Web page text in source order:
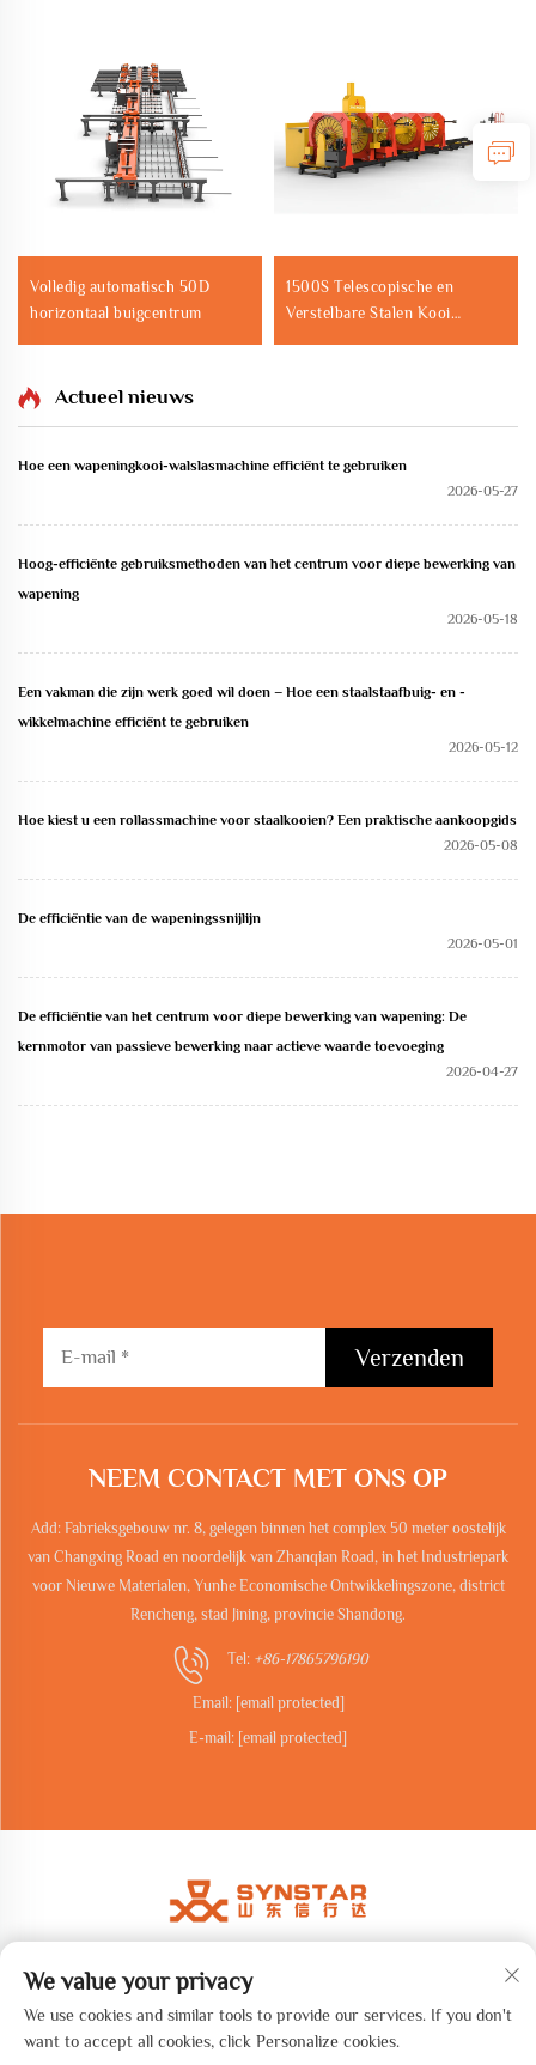
Volledig automatisch 50D
horizontaal buigcentrum
1500S Telescopische en
Verstelbare Stalen Kooi
Actueel nieuws
Hoe een wapeningkooi-walslasmachine efficiënt te gebruiken
2026-05-27
Hoog-efficiënte gebruiksmethoden van het centrum voor diepe bewerking van
wapening
2026-05-18
Een vakman die zijn werk goed wil doen – Hoe een staalstaafbuig- en -
wikkelmachine efficiënt te gebruiken
2026-05-12
Hoe kiest u een rollassmachine voor staalkooien? Een praktische aankoopgids
2026-05-08
De efficiëntie van de wapeningssnijlijn
2026-05-01
De efficiëntie van het centrum voor diepe bewerking van wapening: De
kernmotor van passieve bewerking naar actieve waarde toevoeging
2026-04-27
Verzenden
NEEM CONTACT MET ONS OP
Add: Fabrieksgebouw nr. 8, gelegen binnen het complex 50 meter oostelijk
van Changxing Road en noordelijk van Zhanqian Road, in het Industriepark
voor Nieuwe Materialen, Yunhe Economische Ontwikkelingszone, district
Rencheng, stad Jining, provincie Shandong.
Tel: +86-17865796190
Email: [email protected]
E-mail: [email protected]
Copyright © 2026 Shandong Synstar Intelligent Technology Co., Ltd.
We value your privacy
We use cookies and similar tools to provide our services. If you don't
want to accept all cookies, click Personalize cookies.